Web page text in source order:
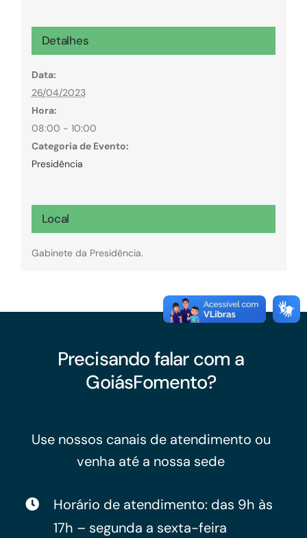
Detalhes
Data:
26/04/2023
Hora:
08:00 - 10:00
Categoria de Evento:
Presidência
Local
Gabinete da Presidência.
Precisando falar com a
GoiásFomento?
Use nossos canais de atendimento ou
venha até a nossa sede
Horário de atendimento: das 9h às
17h – segunda a sexta-feira